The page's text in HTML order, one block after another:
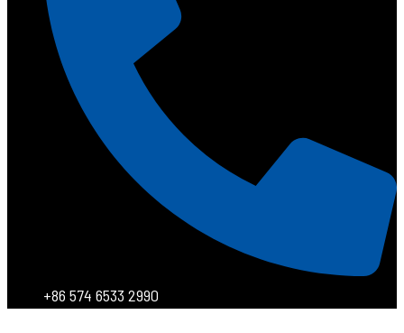
+86 574 6533 2990